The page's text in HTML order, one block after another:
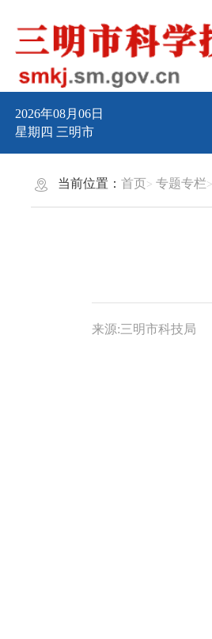
2026年08月06日
星期四 三明市
当前位置：首页 专题专栏
来源:三明市科技局